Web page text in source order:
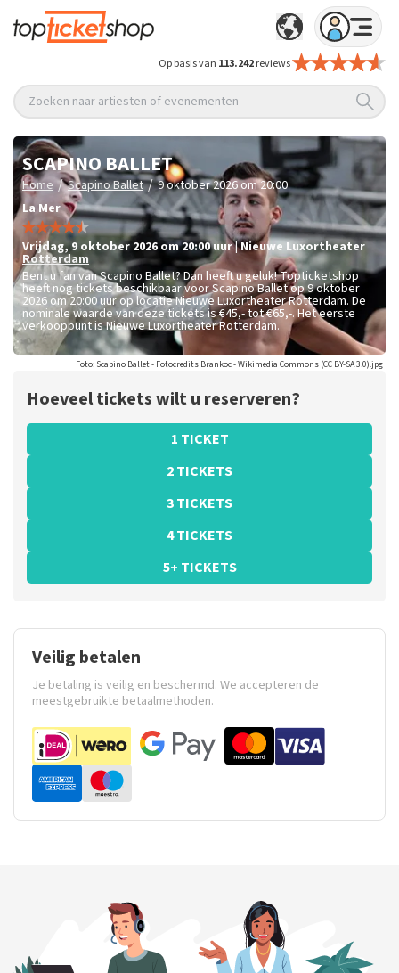
Op basis van 113.242reviews
Zoeken naar artiesten of evenementen
SCAPINO BALLET
Home / Scapino Ballet / 9 oktober 2026 om 20:00
La Mer
vrijdag, 9 oktober 2026 om 20:00uur|Nieuwe Luxortheater
Rotterdam
Bent u fan van Scapino Ballet? Dan heeft u geluk! Topticketshop
heeft nog tickets beschikbaar voor Scapino Ballet op 9 oktober
2026 om 20:00 uur op locatie Nieuwe Luxortheater Rotterdam. De
nominale waarde van deze tickets is€45,- tot €65,-. Het eerste
verkooppunt is Nieuwe Luxortheater Rotterdam.
Foto: Scapino Ballet - Fotocredits Brankoc - Wikimedia Commons (CC BY-SA 3.0).jpg
Hoeveel tickets wilt u reserveren?
1 TICKET
2 TICKETS
3 TICKETS
4 TICKETS
5+ TICKETS
Veilig betalen
Je betaling is veilig en beschermd. We accepteren de
meestgebruikte betaalmethoden.